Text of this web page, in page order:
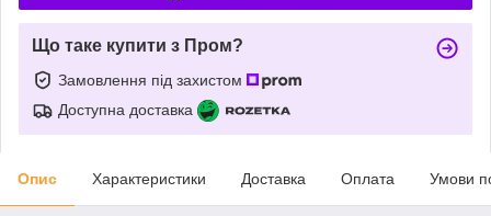
Що таке купити з Пром?
Замовлення під захистом
Доступна доставка
Опис Характеристики Доставка Оплата Умови